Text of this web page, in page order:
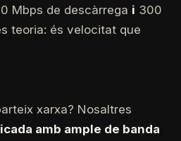
Mbps de descàrrega i 300
teoria: és velocitat que
xarxa? Nosaltres
amb ample de banda